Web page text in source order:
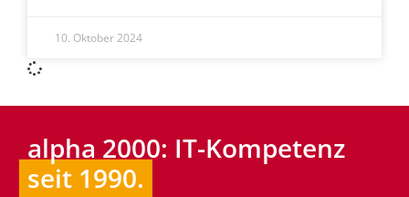
10. Oktober 2024
alpha 2000: IT-Kompetenz
seit 1990.